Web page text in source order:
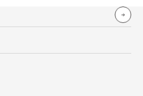
コスト：